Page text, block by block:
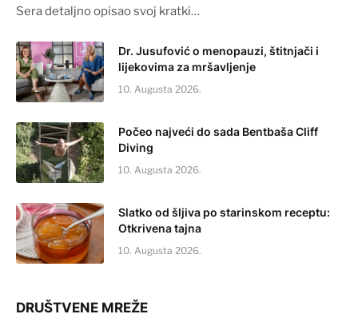
Sera detaljno opisao svoj kratki…
Dr. Jusufović o menopauzi, štitnjači i
lijekovima za mršavljenje
10. Augusta 2026.
Počeo najveći do sada Bentbaša Cliff
Diving
10. Augusta 2026.
Slatko od šljiva po starinskom receptu:
Otkrivena tajna
10. Augusta 2026.
DRUŠTVENE MREŽE